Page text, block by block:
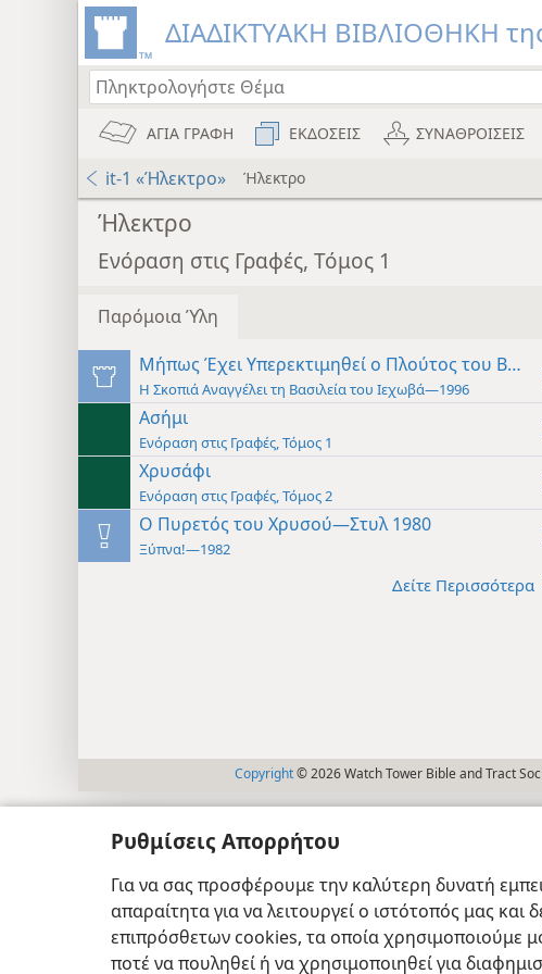
Ρυθμίσεις Απορρήτου
Για να σας προσφέρουμε την καλύτερη δυνατή
απαραίτητα για να λειτουργεί ο ιστότοπός μας
επιπρόσθετων cookies, τα οποία χρησιμοποιούμε
ποτέ να πουληθεί ή να χρησιμοποιηθεί για
ΔΙΑΔΙΚΤΥΑΚΗ ΒΙΒΛΙΟΘΗΚΗ
ΑΓΙΑ ΓΡΑΦΗ ΕΚΔΟΣΕΙΣ ΣΥΝΑΘΡΟΙΣΕΙΣ
it-1 «Ήλεκτρο» Ήλεκτρο
Ήλεκτρο
Ενόραση στις Γραφές, Τόμος 1
Παρόμοια Ύλη
Μήπως Έχει Υπερεκτιμηθεί ο Πλούτος του
Η Σκοπιά Αναγγέλει τη Βασιλεία του Ιεχωβά—1996
Ασήμι
Ενόραση στις Γραφές, Τόμος 1
Χρυσάφι
Ενόραση στις Γραφές, Τόμος 2
Ο Πυρετός του Χρυσού—Στυλ 1980
Ξύπνα!—1982
Δείτε Περισσότερα
Copyright© 2026 Watch Tower Bible and Tract